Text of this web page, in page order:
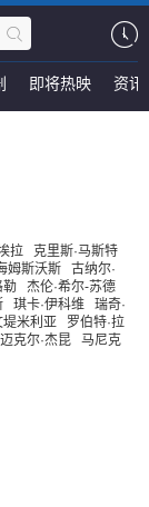
即将热映 资讯
拉
克里斯·马斯特
姆斯沃斯
古纳尔·
勒
杰伦·希尔-苏德
琪卡·伊科维
瑞奇·
堤米利亚
罗伯特·拉
迈克尔·杰昆
马尼克